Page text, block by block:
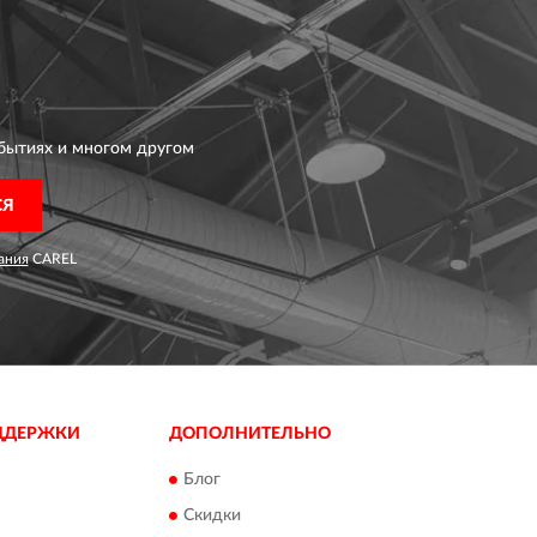
и многом другом
CAREL
ДОПОЛНИТЕЛЬНО
Блог
Скидки